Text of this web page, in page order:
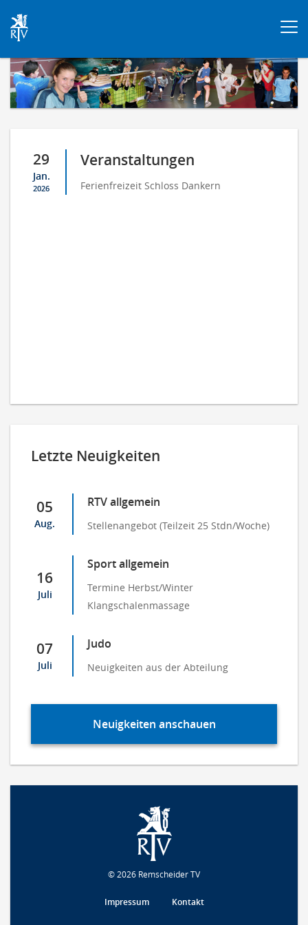
29
Jan.
2026
Veranstaltungen
Ferienfreizeit Schloss Dankern
Letzte Neuigkeiten
05
Aug.
RTV allgemein
Stellenangebot (Teilzeit 25 Stdn/Woche)
16
Juli
Sport allgemein
Termine Herbst/Winter
Klangschalenmassage
07
Juli
Judo
Neuigkeiten aus der Abteilung
Neuigkeiten anschauen
© 2026 Remscheider TV
Impressum Kontakt